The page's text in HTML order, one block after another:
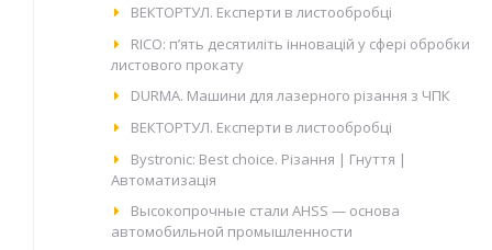
ВЕКТОРТУЛ. Експерти в листообробці
RICO: п’ять десятиліть інновацій у сфері обробки
листового прокату
DURMA. Машини для лазерного різання з ЧПК
ВЕКТОРТУЛ. Експерти в листообробці
Bystronic: Best choice. Різання | Гнуття |
Автоматизація
Высокопрочные стали AHSS — основа
автомобильной промышленности